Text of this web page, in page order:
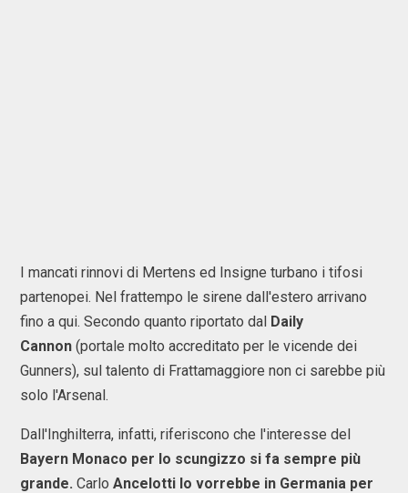
I mancati rinnovi di Mertens ed Insigne turbano i tifosi
partenopei. Nel frattempo le sirene dall'estero arrivano
fino a qui. Secondo quanto riportato dal Daily
Cannon (portale molto accreditato per le vicende dei
Gunners), sul talento di Frattamaggiore non ci sarebbe più
solo l'Arsenal.
Dall'Inghilterra, infatti, riferiscono che l'interesse del
Bayern Monaco per lo scungizzo si fa sempre più
grande. Carlo Ancelotti lo vorrebbe in Germania per